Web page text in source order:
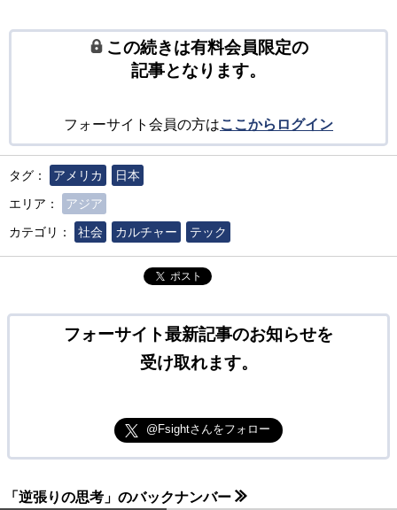
この続きは有料会員限定の
記事となります。
フォーサイト会員の方はここからログイン
タグ： アメリカ
日本
エリア：
アジア
カテゴリ：
社会 カルチャー テック
ポスト
フォーサイト最新記事のお知らせを
受け取れます。
@Fsightさんをフォロー
「逆張りの思考」のバックナンバー